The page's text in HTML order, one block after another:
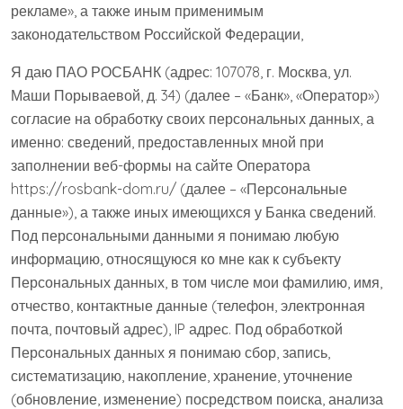
рекламе», а также иным применимым
законодательством Российской Федерации,
Я даю ПАО РОСБАНК (адрес: 107078, г. Москва, ул.
Маши Порываевой, д. 34) (далее – «Банк», «Оператор»)
согласие на обработку своих персональных данных, а
именно: сведений, предоставленных мной при
заполнении веб-формы на сайте Оператора
https://rosbank-dom.ru/ (далее – «Персональные
данные»), а также иных имеющихся у Банка сведений.
Под персональными данными я понимаю любую
информацию, относящуюся ко мне как к субъекту
Персональных данных, в том числе мои фамилию, имя,
отчество, контактные данные (телефон, электронная
почта, почтовый адрес), IP адрес. Под обработкой
Персональных данных я понимаю сбор, запись,
систематизацию, накопление, хранение, уточнение
(обновление, изменение) посредством поиска, анализа